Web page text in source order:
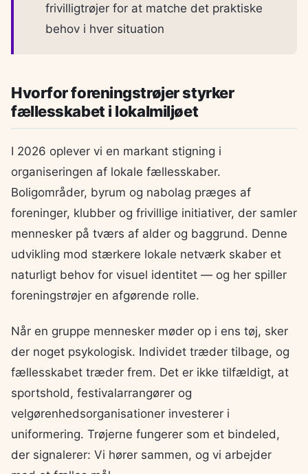
frivilligtrøjer for at matche det praktiske
behov i hver situation
Hvorfor foreningstrøjer styrker
fællesskabet i lokalmiljøet
I 2026 oplever vi en markant stigning i
organiseringen af lokale fællesskaber.
Boligområder, byrum og nabolag præges af
foreninger, klubber og frivillige initiativer, der samler
mennesker på tværs af alder og baggrund. Denne
udvikling mod stærkere lokale netværk skaber et
naturligt behov for visuel identitet — og her spiller
foreningstrøjer en afgørende rolle.
Når en gruppe mennesker møder op i ens tøj, sker
der noget psykologisk. Individet træder tilbage, og
fællesskabet træder frem. Det er ikke tilfældigt, at
sportshold, festivalarrangører og
velgørenhedsorganisationer investerer i
uniformering. Trøjerne fungerer som et bindeled,
der signalerer: Vi hører sammen, og vi arbejder